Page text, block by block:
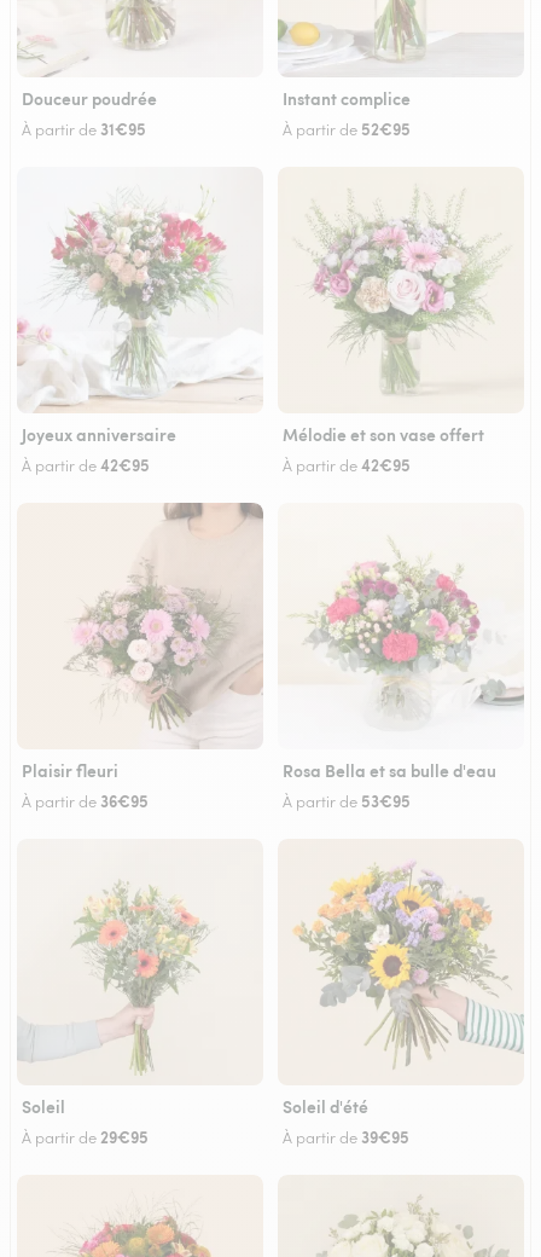
Douceur poudrée
À partir de 31€95
Instant complice
À partir de 52€95
Joyeux anniversaire
À partir de42€95
Mélodie et son vase offert
À partir de42€95
Plaisir fleuri
À partir de 36€95
Rosa Bella et sa bulle d'eau
À partir de 53€95
Soleil
À partir de 29€95
Soleil d'été
À partir de 39€95